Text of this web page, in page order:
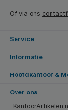
Of via ons
Service
Informatie
Hoofdkantoor &
Over ons